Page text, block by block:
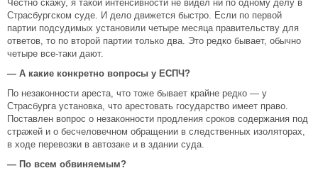
Честно скажу, я такой интенсивности не видел ни по одному делу в
Страсбургском суде. И дело движется быстро. Если по первой
партии подсудимых установили четыре месяца правительству для
ответов, то по второй партии только два. Это редко бывает, обычно
четыре все-таки дают.
— А какие конкретно вопросы у ЕСПЧ?
По незаконности ареста, что тоже бывает крайне редко — у
Страсбурга установка, что арестовать государство имеет право.
Поставлен вопрос о незаконности продления сроков содержания под
стражей и о бесчеловечном обращении в следственных изоляторах,
в ходе перевозки в автозаке и в здании суда.
— По всем обвиняемым?